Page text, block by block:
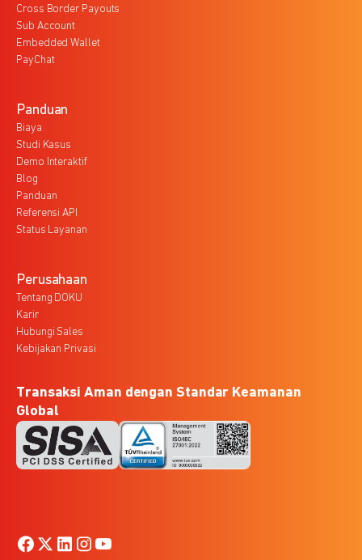
Cross Border Payouts
Sub Account
Embedded Wallet
PayChat
Panduan
Biaya
Studi Kasus
Demo Interaktif
Blog
Panduan
Referensi API
Status Layanan
Perusahaan
Tentang DOKU
Karir
Hubungi Sales
Kebijakan Privasi
Transaksi Aman dengan Standar Keamanan
Global